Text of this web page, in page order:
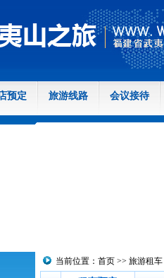
预定 旅游线路 会议接待
当前位置： 首页 >> 旅游租车